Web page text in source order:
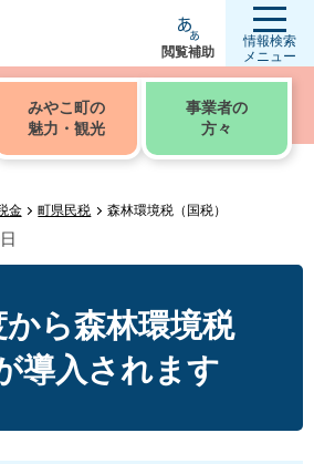
閲覧補助
情報検索
メニュー
みやこ町の
魅力・観光
事業者の
方々
金 町県民税 森林環境税（国税）
ら森林環境税
導入されます